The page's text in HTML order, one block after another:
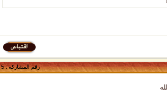
رقم المشاركة :5